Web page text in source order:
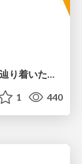
13年運用タイトルのサーバーサイドが辿り着いた現在地 ― モンスターストライクにおける技術・組織・AI活用から得た知見
1 440